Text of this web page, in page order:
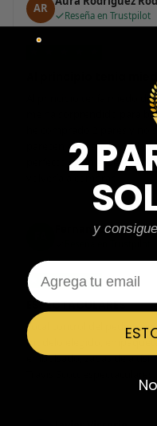
AR
Reseña en Trustpilot
Al principio tenía
Al principio tenía miedo de
me ha sorprendido para
he comprado 2 pares y no
parecen de marcas
perfecto y con el detalle
Fernando Aranda
★ ★ ★ ★ ★
ESPECTACULARES
Total control del pedido, te
modelo elegido,
embolsado, zapas de
2
y
Email